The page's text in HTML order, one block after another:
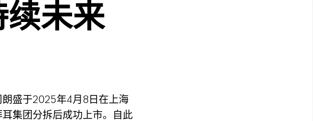
续未来
盛于2025年4月8日在上海
集团分拆后成功上市。自此